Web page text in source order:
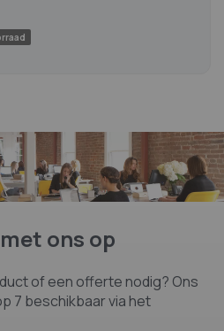
ons op
of een offerte nodig? Ons
7 beschikbaar via het